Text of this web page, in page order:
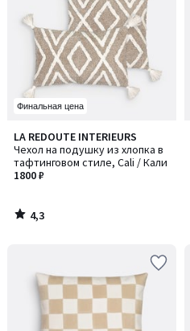
Финальная цена
LA REDOUTE INTERIEURS
Чехол на подушку из хлопка в
тафтинговом стиле, Cali / Кали
1800 ₽
4,3
/ 5
4,3
/